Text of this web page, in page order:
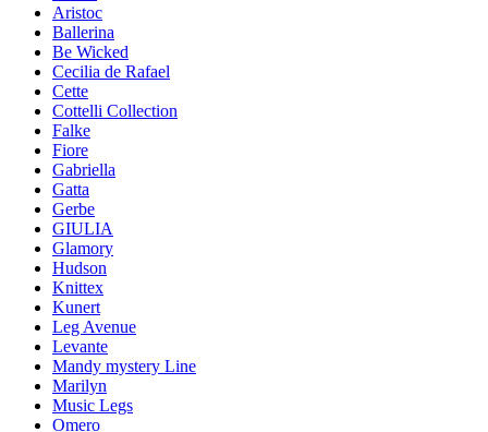
Aristoc
Ballerina
Be Wicked
Cecilia de Rafael
Cette
Cottelli Collection
Falke
Fiore
Gabriella
Gatta
Gerbe
GIULIA
Glamory
Hudson
Knittex
Kunert
Leg Avenue
Levante
Mandy mystery Line
Marilyn
Music Legs
Omero